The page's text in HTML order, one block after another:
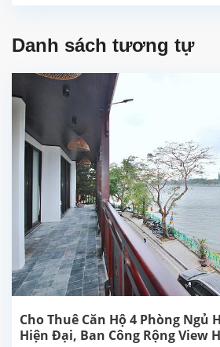
Danh sách tương tự
Cho Thuê Căn Hộ 4 Phòng Ngủ
Hiện Đại, Ban Công Rộng View Hồ Tại Phố